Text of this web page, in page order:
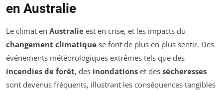
en Australie
Le climat en Australie est en crise, et les impacts du
changement climatique se font de plus en plus sentir. Des
événements météorologiques extrêmes tels que des
incendies de forêt, des inondations et des sécheresses
sont devenus fréquents, illustrant les conséquences tangibles